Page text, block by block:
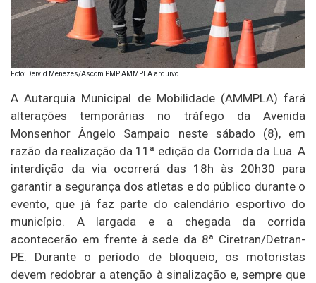
Foto: Deivid Menezes/Ascom PMP AMMPLA arquivo
A Autarquia Municipal de Mobilidade (AMMPLA) fará
alterações temporárias no tráfego da Avenida
Monsenhor Ângelo Sampaio neste sábado (8), em
razão da realização da 11ª edição da Corrida da Lua. A
interdição da via ocorrerá das 18h às 20h30 para
garantir a segurança dos atletas e do público durante o
evento, que já faz parte do calendário esportivo do
município. A largada e a chegada da corrida
acontecerão em frente à sede da 8ª Ciretran/Detran-
PE. Durante o período de bloqueio, os motoristas
devem redobrar a atenção à sinalização e, sempre que